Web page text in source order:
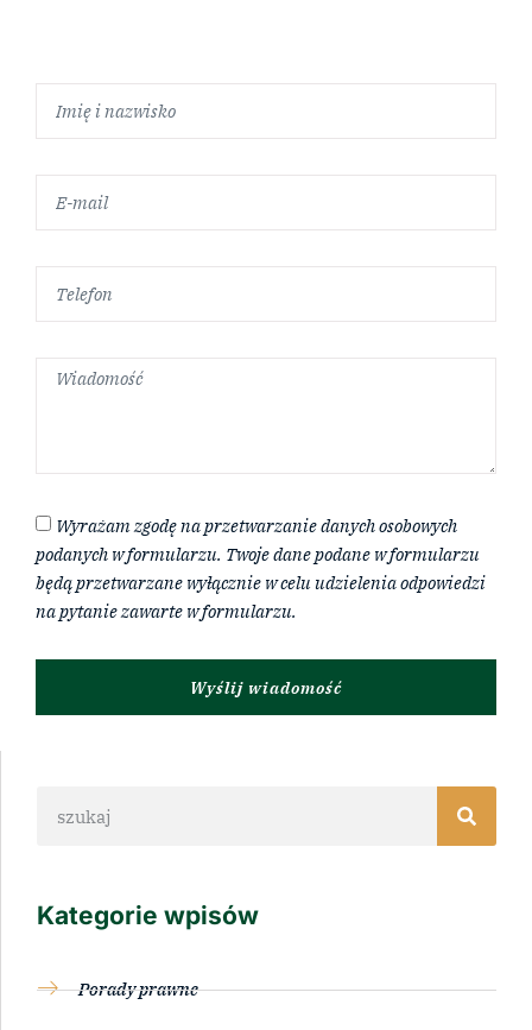
Wyrażam zgodę na przetwarzanie danych osobowych
podanych w formularzu. Twoje dane podane w formularzu
będą przetwarzane wyłącznie w celu udzielenia odpowiedzi
na pytanie zawarte w formularzu.
Wyślij wiadomość
Kategorie wpisów
Porady prawne